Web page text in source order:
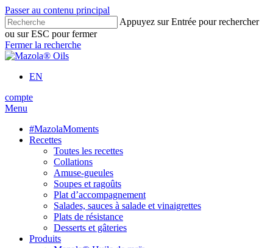
Passer au contenu principal
Appuyez sur Entrée pour rechercher
ou sur ESC pour fermer
Fermer la recherche
EN
compte
Menu
#MazolaMoments
Recettes
Toutes les recettes
Collations
Amuse-gueules
Soupes et ragoûts
Plat d’accompagnement
Salades, sauces à salade et vinaigrettes
Plats de résistance
Desserts et gâteries
Produits